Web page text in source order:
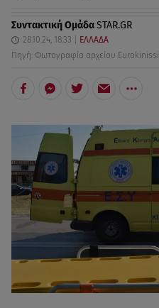
Συντακτική ΟμάδαSTAR.GR
28.10.24, 18:33
ΕΛΛΑΔΑ
Πηγή: Φωτογραφία αρχείου Eurokinissi